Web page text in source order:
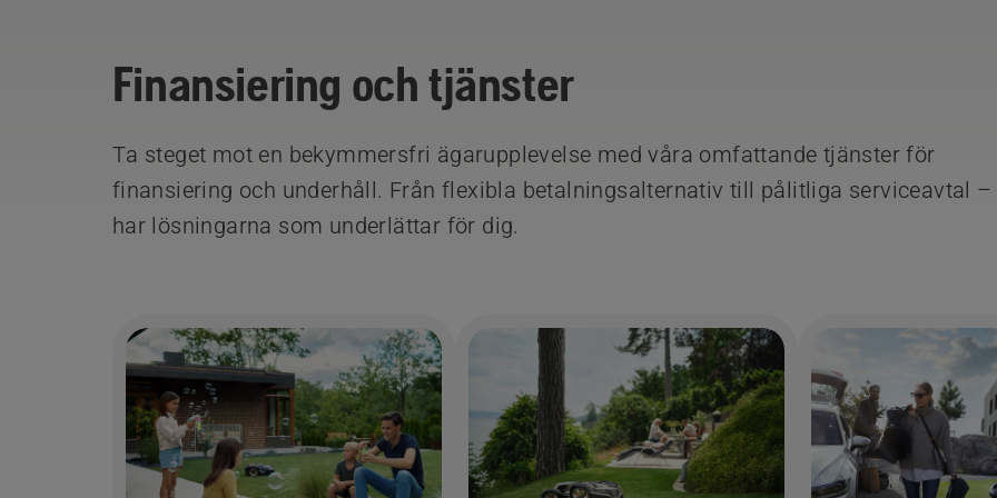
Finansiering och tjänster
Ta steget mot en bekymmersfri ägarupplevelse med våra omfattande tjänster för
finansiering och underhåll. Från flexibla betalningsalternativ till pålitliga serviceavtal
har lösningarna som underlättar för dig.